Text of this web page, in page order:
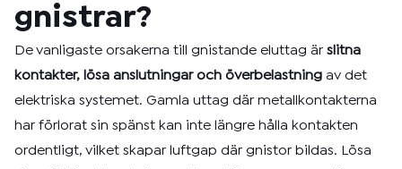
gnistrar?
De vanligaste orsakerna till gnistande eluttag är slitna
kontakter, lösa anslutningar och överbelastning av det
elektriska systemet. Gamla uttag där metallkontakterna
har förlorat sin spänst kan inte längre hålla kontakten
ordentligt, vilket skapar luftgap där gnistor bildas. Lösa